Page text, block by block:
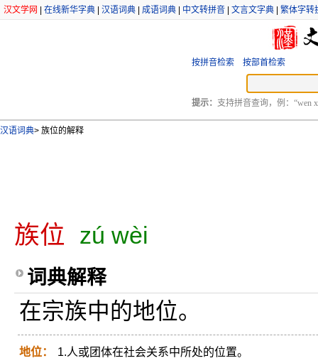
汉文学网 在线新华字典 汉语词典 成语词典 中文转拼音 文言文字典 繁体字转
按拼音检索 按部首检索
提示： 支持拼音查询，例：“wen
汉语词典> 族位的解释
族位 zú wèi
词典解释
在宗族中的地位。
地位：
1.人或团体在社会关系中所处的位置。